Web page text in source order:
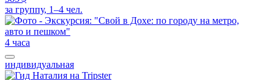
за группу, 1–4 чел.
4 часа
индивидуальная